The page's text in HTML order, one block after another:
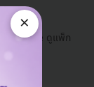
House ดูแพ็ก
×